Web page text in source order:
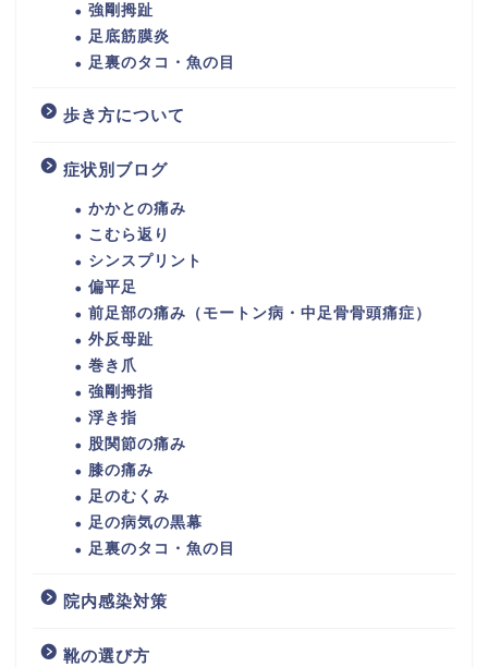
強剛拇趾
足底筋膜炎
足裏のタコ・魚の目
歩き方について
症状別ブログ
かかとの痛み
こむら返り
シンスプリント
偏平足
前足部の痛み（モートン病・中足骨骨頭痛症）
外反母趾
巻き爪
強剛拇指
浮き指
股関節の痛み
膝の痛み
足のむくみ
足の病気の黒幕
足裏のタコ・魚の目
院内感染対策
靴の選び方